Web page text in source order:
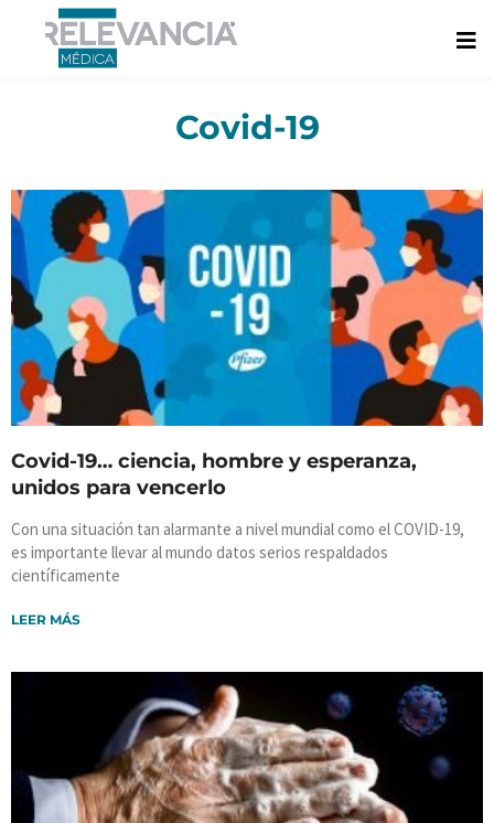
contenido
Covid-19
Covid-19… ciencia, hombre y esperanza,
unidos para vencerlo
Con una situación tan alarmante a nivel mundial como el COVID-19,
es importante llevar al mundo datos serios respaldados
científicamente
LEER MÁS
PagePagePage